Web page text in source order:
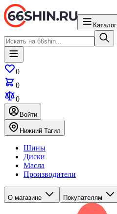
Каталог
0
0
0
Войти
Нижний Тагил
Шины
Диски
Масла
Производители
О магазине Покупателям